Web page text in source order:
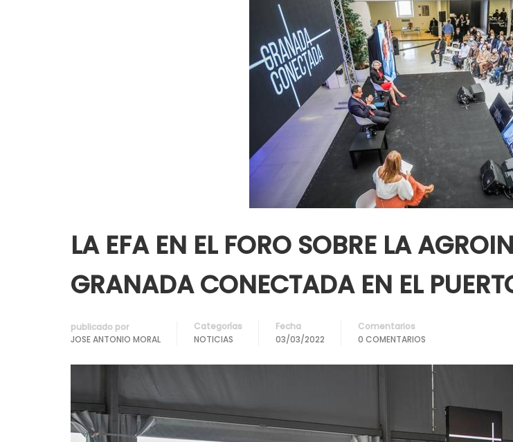
LA EFA EN EL FORO SOBRE LA
GRANADA CONECTADA EN EL
publicado por
JOSE ANTONIO MORAL
Categorías
NOTICIAS
Fecha
03/03/2022
Comentarios
0 COMENTARIOS